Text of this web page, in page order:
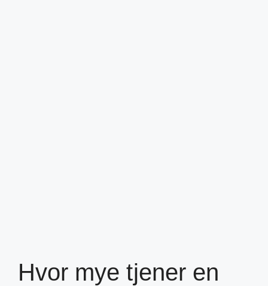
Hvor mye tjener en